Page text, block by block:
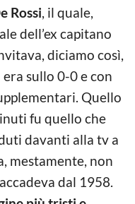
Rossi, il quale,
dell’ex capitano
diciamo così,
era sullo 0-0 e con
Quello
fu quello che
davanti alla tv a
mestamente, non
dal 1958.